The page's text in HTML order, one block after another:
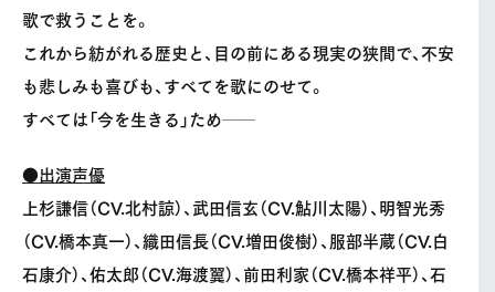
歌で救うことを。
これから紡がれる歴史と、目の前にある現実の狭間で、不安
も悲しみも喜びも、すべてを歌にのせて。
すべては「今を生きる」ため──
●出演声優
上杉謙信（CV.北村諒）、武田信玄（CV.鮎川太陽）、明智光秀
（CV.橋本真一）、織田信長（CV.増田俊樹）、服部半蔵（CV.白
石康介）、佑太郎（CV.海渡翼）、前田利家（CV.橋本祥平）、石